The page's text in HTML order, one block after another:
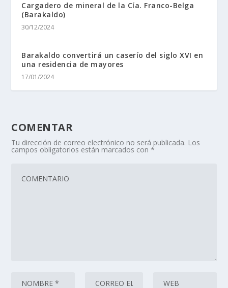
Cargadero de mineral de la Cía. Franco-Belga
(Barakaldo)
30/12/2024
Barakaldo convertirá un caserío del siglo XVI en
una residencia de mayores
17/01/2024
COMENTAR
Tu dirección de correo electrónico no será publicada. Los
campos obligatorios están marcados con*